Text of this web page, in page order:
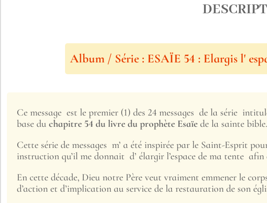
Album / Série : ESAÏE 54 : Elargis l'
Ce message est le premier (1) des 24 messages de la série
base du chapitre 54 du livre du prophète Esaïe de la sainte bible.
Cette série de messages m’ a été inspirée par le Saint-Esprit
instruction qu’il me donnait d’ élargir l’espace de ma tente
En cette décade, Dieu notre Père veut vraiment emmener le
d’action et d’implication au service de la restauration de son